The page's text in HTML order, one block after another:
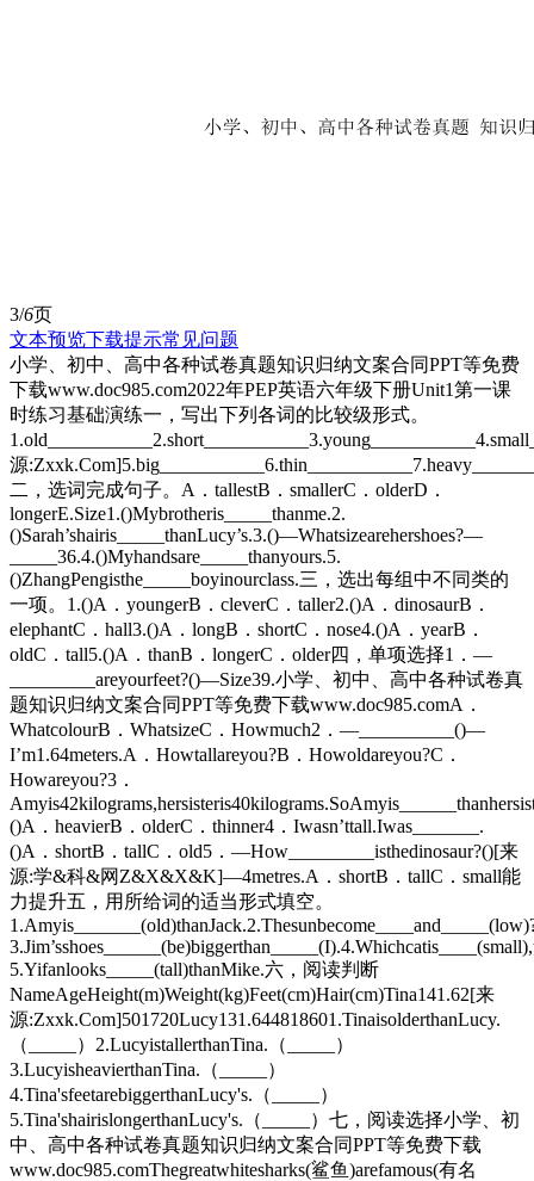
3/6页
文本预览下载提示常见问题
小学、初中、高中各种试卷真题知识归纳文案合同PPT等免费
下载www.doc985.com2022年PEP英语六年级下册Unit1第一课
时练习基础演练一，写出下列各词的比较级形式。
源
二，选词完成句子。A．tallestB．smallerC．olderD．
longerE.Size1.()Mybrotheris_____thanme.2.
()Sarah’shairis_____thanLucy’s.3.()—Whatsizearehershoes?—
_____36.4.()Myhandsare_____thanyours.5.
()ZhangPengisthe_____boyinourclass.三，选出每组中不同类的
一项。1.()A．youngerB．cleverC．taller2.()A．dinosaurB．
elephantC．hall3.()A．longB．shortC．nose4.()A．yearB．
oldC．tall5.()A．thanB．longerC．older四，单项选择1．—
_________areyourfeet?()—Size39.小学、初中、高中各种试卷真
题知识归纳文案合同PPT等免费下载www.doc985.comA．
WhatcolourB．WhatsizeC．Howmuch2．—__________()—
I’m1.64meters.A．Howtallareyou?B．Howoldareyou?C．
Howareyou?3．
()A．heavierB．olderC．thinner4．Iwasn’ttall.Iwas_______.
()A．shortB．tallC．old5．—How_________isthedinosaur?()[来
源:学&科&网Z&X&X&K]—4metres.A．shortB．tallC．small能
力提升五，用所给词的适当形式填空。
5.Yifanlooks_____(tall)thanMike.六，阅读判断
NameAgeHeight(m)Weight(kg)Feet(cm)Hair(cm)Tina141.62[来
源:Zxxk.Com]501720Lucy131.644818601.TinaisolderthanLucy.
（_____）2.LucyistallerthanTina.（_____）
3.LucyisheavierthanTina.（_____）
4.Tina'sfeetarebiggerthanLucy's.（_____）
5.Tina'shairislongerthanLucy's.（_____）七，阅读选择小学、初
中、高中各种试卷真题知识归纳文案合同PPT等免费下载
www.doc985.comThegreatwhitesharks(鲨鱼)arefamous(有名